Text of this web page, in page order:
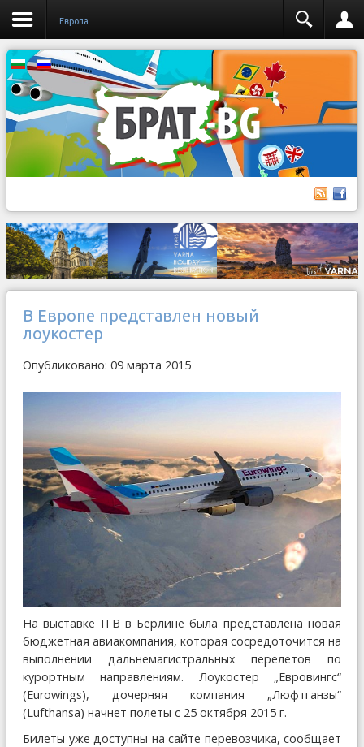
Европа
В Европе представлен новый
лоукостер
Опубликовано: 09 марта 2015
На выставке IТB в Берлине была представлена новая
бюджетная авиакомпания, которая сосредоточится на
выполнении дальнемагистральных перелетов по
курортным направлениям. Лоукостер „Евровингс“
(Eurowings), дочерняя компания „Люфтганзы“
(Lufthansa) начнет полеты с 25 октября 2015 г.
Билеты уже доступны на сайте перевозчика, сообщает